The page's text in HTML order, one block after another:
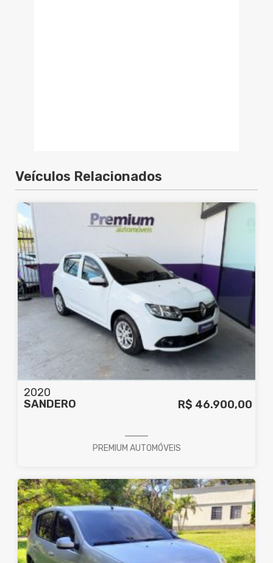
Veículos Relacionados
2020
SANDERO
R$ 46.900,00
PREMIUM AUTOMÓVEIS